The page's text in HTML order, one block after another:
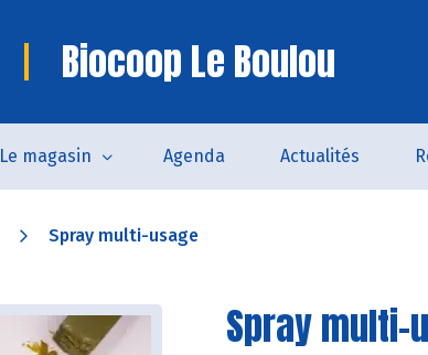
Biocoop Le Boulou
Le magasin Agenda Actualités
Spray multi-usage
Spray multi-